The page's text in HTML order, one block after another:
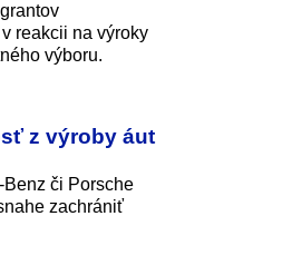
reakcii na výroky
výboru.
z výroby áut
Benz či Porsche
zachrániť